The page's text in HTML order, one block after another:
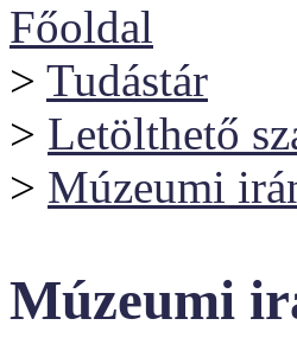
Főoldal
> Tudástár
> Letölthető
> Múzeumi
Múzeumi